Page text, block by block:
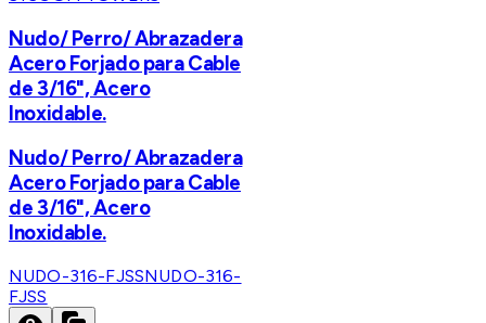
Nudo/ Perro/ Abrazadera
Acero Forjado para Cable
de 3/16", Acero
Inoxidable.
Nudo/ Perro/ Abrazadera
Acero Forjado para Cable
de 3/16", Acero
Inoxidable.
NUDO-316-FJSSNUDO-316-
FJSS